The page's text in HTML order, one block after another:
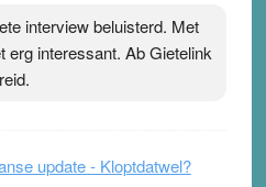
›[...]
interview beluisterd. Met
erg interessant. Ab Gietelink
update - Kloptdatwel?